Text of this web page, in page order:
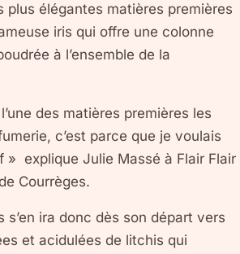
plus élégantes matières premières
iris qui offre une colonne
à l’ensemble de la
l’une des matières premières les
c’est parce que je voulais
» explique Julie Massé à Flair Flair
Courrèges.
s’en ira donc dès son départ vers
et acidulées de litchis qui